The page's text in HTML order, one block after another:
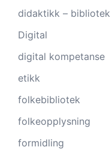
didaktikk – bibliotek
Digital
digital kompetanse
etikk
folkebibliotek
folkeopplysning
formidling